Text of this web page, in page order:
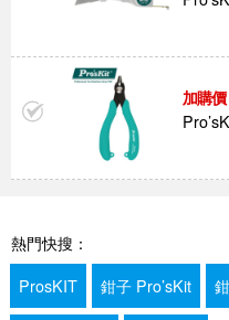
熱門快搜：
ProsKIT
鉗子 Pro’sKit